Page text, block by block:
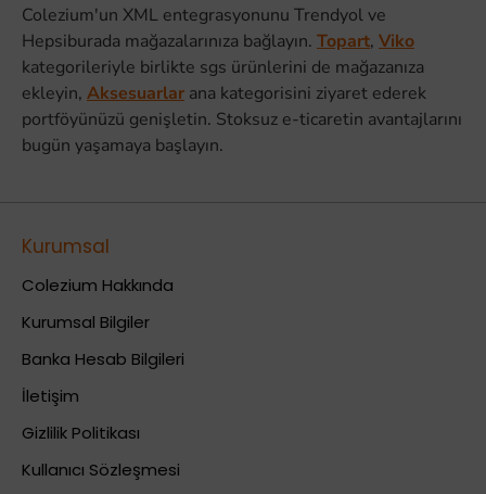
Colezium'un XML entegrasyonunu Trendyol ve
Hepsiburada mağazalarınıza bağlayın. Topart, Viko
kategorileriyle birlikte sgs ürünlerini de mağazanıza
ekleyin, Aksesuarlar ana kategorisini ziyaret ederek
portföyünüzü genişletin. Stoksuz e-ticaretin avantajlarını
bugün yaşamaya başlayın.
Kurumsal
Colezium Hakkında
Kurumsal Bilgiler
Banka Hesab Bilgileri
İletişim
Gizlilik Politikası
Kullanıcı Sözleşmesi